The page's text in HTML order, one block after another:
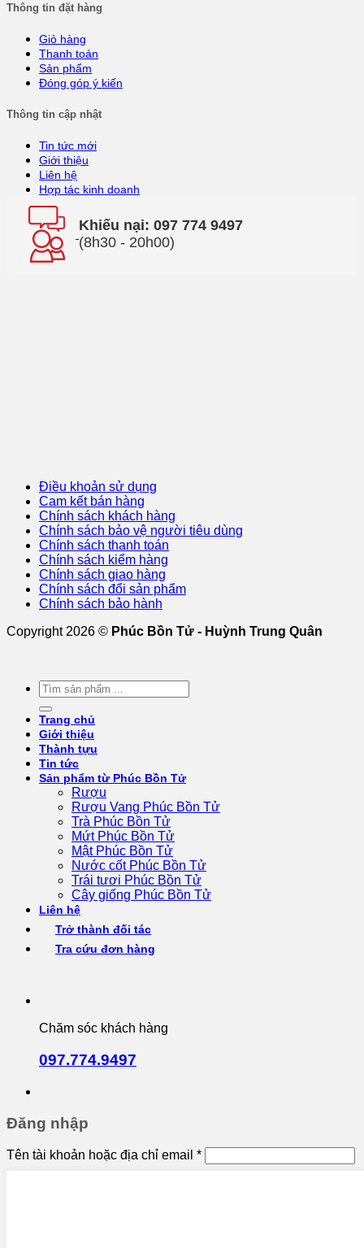
Thông tin đặt hàng
Giỏ hàng
Thanh toán
Sản phẩm
Đóng góp ý kiến
Thông tin cập nhật
Tin tức mới
Giới thiệu
Liên hệ
Hợp tác kinh doanh
Khiếu nại: 097 774 9497
(8h30 - 20h00)
Điều khoản sử dụng
Cam kết bán hàng
Chính sách khách hàng
Chính sách bảo vệ người tiêu dùng
Chính sách thanh toán
Chính sách kiểm hàng
Chính sách giao hàng
Chính sách đổi sản phẩm
Chính sách bảo hành
Copyright 2026 © Phúc Bồn Tử - Huỳnh Trung Quân
Tìm
kiếm:
Trang chủ
Giới thiệu
Thành tựu
Tin tức
Sản phẩm từ Phúc Bồn Tử
Rượu
Rượu Vang Phúc Bồn Tử
Trà Phúc Bồn Tử
Mứt Phúc Bồn Tử
Mật Phúc Bồn Tử
Nước cốt Phúc Bồn Tử
Trái tươi Phúc Bồn Tử
Cây giống Phúc Bồn Tử
Liên hệ
Trở thành đối tác
Tra cứu đơn hàng
Chăm sóc khách hàng
097.774.9497
Đăng nhập
Tên tài khoản hoặc địa chỉ email *